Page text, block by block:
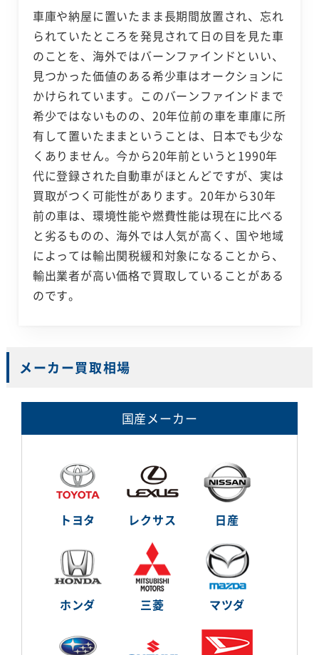
車庫や納屋に置いたまま長期間放置され、忘れ
られていたところを発見されて日の目を見た車
のことを、海外ではバーンファインドといい、
見つかった価値のある希少車はオークションに
かけられています。このバーンファインドまで
希少ではないものの、20年位前の車を車庫に所
有して置いたままということは、日本でも少な
くありません。今から20年前というと1990年
代に登録された自動車がほとんどですが、実は
買取がつく可能性があります。20年から30年
前の車は、環境性能や燃費性能は現在に比べる
と劣るものの、海外では人気が高く、国や地域
によっては輸出関税緩和対象になることから、
輸出業者が高い価格で買取していることがある
のです。
メーカー買取相場
国産メーカー
トヨタ レクサス 日産
ホンダ 三菱 マツダ